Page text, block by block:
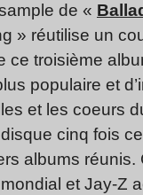
de «
» réutilise un
ce troisième
populaire et
et les coeurs
cinq fois
albums réunis.
et Jay-Z